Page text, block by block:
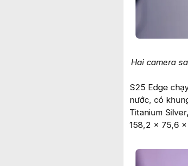
Hai camera
S25 Edge
nước, có
Titanium
158,2 x 75,6 x